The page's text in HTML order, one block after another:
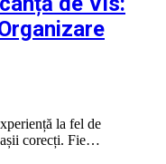
la fel de
corecți. Fie…